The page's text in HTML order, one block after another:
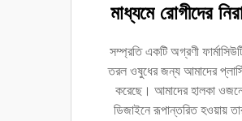
মাধ্যমে রোগীদের
সম্প্রতি একটি অগ্রণী
তরল ওষুধের জন্য আমাদের
করেছে। আমাদের হালকা
ডিজাইনে রূপান্তরিত হওয়ায়